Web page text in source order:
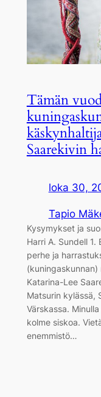
Tämän
Saarekivin
loka 30,
Tapio
Kysymykset ja
Harri A. Sundell
perhe ja
Katarina-Lee
Matsurin kylässä,
Värskassa.
kolme siskoa.
enemmistö…